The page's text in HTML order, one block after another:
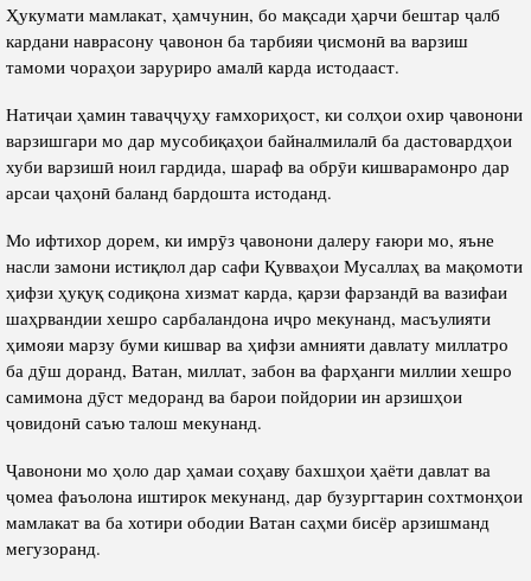
Ҳукумати мамлакат, ҳамчунин, бо мақсади ҳарчи бештар ҷалб
кардани наврасону ҷавонон ба тарбияи ҷисмонӣ ва варзиш
тамоми чораҳои заруриро амалӣ карда истодааст.
Натиҷаи ҳамин таваҷҷуҳу ғамхориҳост, ки солҳои охир ҷавонони
варзишгари мо дар мусобиқаҳои байналмилалӣ ба дастовардҳои
хуби варзишӣ ноил гардида, шараф ва обрӯи кишварамонро дар
арсаи ҷаҳонӣ баланд бардошта истоданд.
Мо ифтихор дорем, ки имрӯз ҷавонони далеру ғаюри мо, яъне
насли замони истиқлол дар сафи Қувваҳои Мусаллаҳ ва мақомоти
ҳифзи ҳуқуқ содиқона хизмат карда, қарзи фарзандӣ ва вазифаи
шаҳрвандии хешро сарбаландона иҷро мекунанд, масъулияти
ҳимояи марзу буми кишвар ва ҳифзи амнияти давлату миллатро
ба дӯш доранд, Ватан, миллат, забон ва фарҳанги миллии хешро
самимона дӯст медоранд ва барои пойдории ин арзишҳои
ҷовидонӣ саъю талош мекунанд.
Ҷавонони мо ҳоло дар ҳамаи соҳаву бахшҳои ҳаёти давлат ва
ҷомеа фаъолона иштирок мекунанд, дар бузургтарин сохтмонҳои
мамлакат ва ба хотири ободии Ватан саҳми бисёр арзишманд
мегузоранд.